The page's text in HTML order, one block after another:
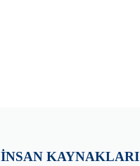
İNSAN KAYNAKLARI